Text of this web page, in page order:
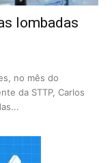
lombadas
no mês do
da STTP, Carlos